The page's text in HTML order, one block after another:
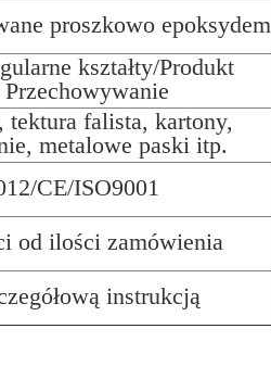
proszkowo epoksydem
kształty/Produkt
falista, kartony,
metalowe paski itp.
CE/ISO9001
od ilości zamówienia
instrukcją